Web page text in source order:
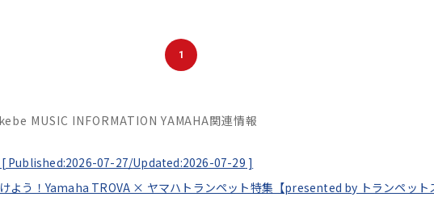
1
MUSIC INFORMATION YAMAHA関連情報
Published:2026-07-27/Updated:2026-07-29 ]
よう！Yamaha TROVA × ヤマハトランペット特集【presented by トランペット